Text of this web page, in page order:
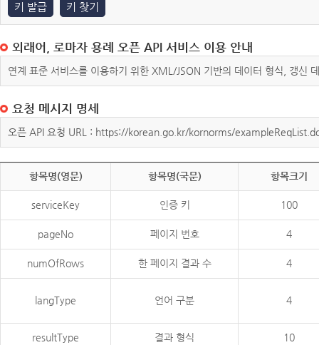
키 발급 키 찾기
외래어, 로마자 용례 오픈 API 서비스 이용 안내
연계 표준 서비스를 이용하기 위한 XML/JSON 기반의 데이터 형식, 갱신
요청 메시지 명세
오픈 API 요청 URL : https://korean.go.kr/kornorms/
항목명(영문) 항목명(국문) 항목크기
serviceKey 인증 키 100
pageNo 페이지 번호 4
numOfRows 한 페이지 결과 수 4
langType 언어 구분 4
resultType 결과 형식 10